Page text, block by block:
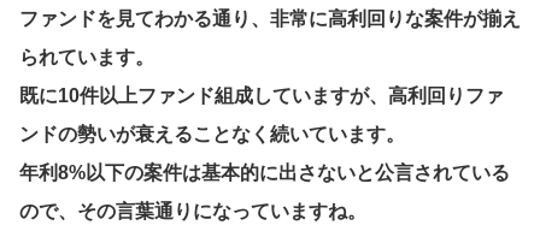
ファンドを見てわかる通り、非常に高利回りな案件が揃え
られています。
既に10件以上ファンド組成していますが、高利回りファ
ンドの勢いが衰えることなく続いています。
年利8%以下の案件は基本的に出さないと公言されている
ので、その言葉通りになっていますね。